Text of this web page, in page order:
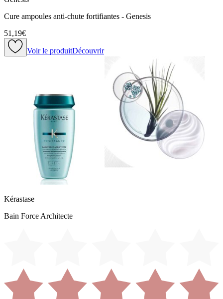
Cure ampoules anti-chute fortifiantes - Genesis
51,19€
Voir le produitDécouvrir
Kérastase
Bain Force Architecte